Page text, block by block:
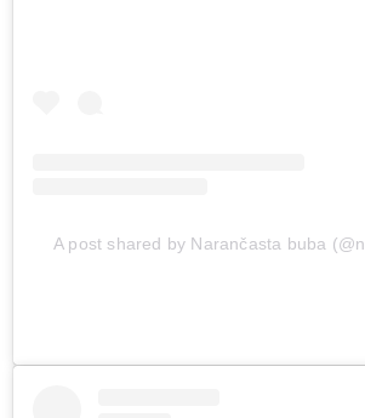
A post shared by Narančasta buba